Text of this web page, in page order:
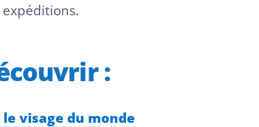
:
visage du monde